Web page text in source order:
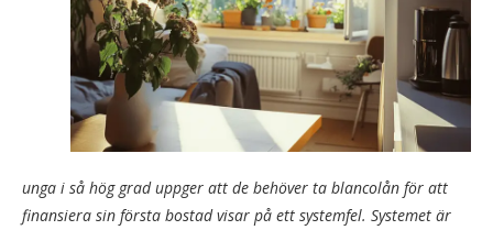
unga i så hög grad uppger att de behöver ta blancolån för att
finansiera sin första bostad visar på ett systemfel. Systemet är